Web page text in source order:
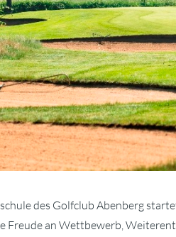
des Golfclub Abenberg
Freude an Wettbewerb,